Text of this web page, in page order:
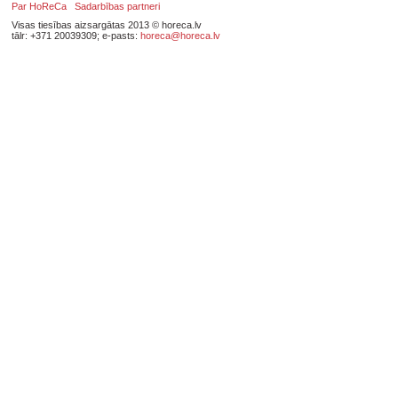
Par HoReCa
Sadarbības partneri
Visas tiesības aizsargātas 2013 © horeca.lv
tālr: +371 20039309; e-pasts: horeca@horeca.lv